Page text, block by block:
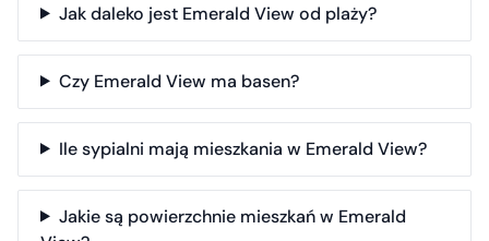
Jak daleko jest Emerald View od plaży?
Czy Emerald View ma basen?
Ile sypialni mają mieszkania w Emerald View?
Jakie są powierzchnie mieszkań w Emerald